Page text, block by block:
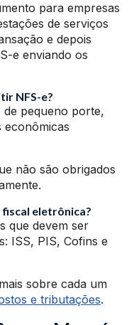
para empresas
de serviços
e depois
e enviando os
NFS-e?
de pequeno porte,
econômicas
não são obrigados
eletrônica?
que devem ser
ISS, PIS, Cofins e
sobre cada um
e tributações.